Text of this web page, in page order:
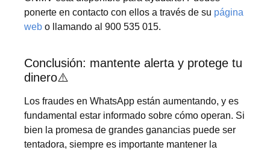
ponerte en contacto con ellos a través de su página
web o llamando al 900 535 015.
Conclusión: mantente alerta y protege tu
dinero⚠️
Los fraudes en WhatsApp están aumentando, y es
fundamental estar informado sobre cómo operan. Si
bien la promesa de grandes ganancias puede ser
tentadora, siempre es importante mantener la